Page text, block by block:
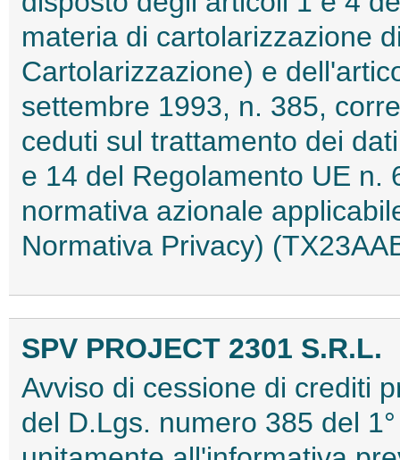
materia di cartolarizzazione
Cartolarizzazione) e
settembre 1993, n. 385,
ceduti sul trattamento dei
e 14 del Regolamento UE n.
normativa azionale
Normativa Privacy)
SPV PROJECT 2301 S.R.L.
Avviso di cessione di crediti
del D.Lgs. numero 385 del